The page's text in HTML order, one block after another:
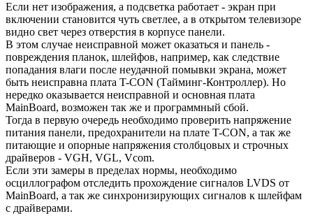
Если нет изображения, а подсветка работает - экран при
включении становится чуть светлее, а в открытом телевизоре
видно свет через отверстия в корпусе панели.
В этом случае неисправной может оказаться и панель -
повреждения планок, шлейфов, например, как следствие
попадания влаги после неудачной помывки экрана, может
быть неисправна плата T-CON (Тайминг-Контроллер). Но
нередко оказывается неисправной и основная плата
MainBoard, возможен так же и программный сбой.
Тогда в первую очередь необходимо проверить напряжение
питания панели, предохранители на плате T-CON, а так же
питающие и опорные напряжения столбцовых и строчных
драйверов - VGH, VGL, Vcom.
Если эти замеры в пределах нормы, необходимо
осциллографом отследить прохождение сигналов LVDS от
MainBoard, а так же синхронизирующих сигналов к шлейфам
с драйверами.